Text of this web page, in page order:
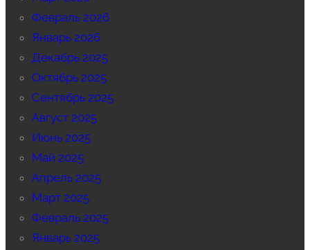
Февраль 2026
Январь 2026
Декабрь 2025
Октябрь 2025
Сентябрь 2025
Август 2025
Июнь 2025
Май 2025
Апрель 2025
Март 2025
Февраль 2025
Январь 2025